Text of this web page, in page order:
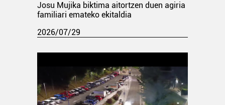
Josu Mujika biktima aitortzen duen agiria
familiari emateko ekitaldia
2026/07/29